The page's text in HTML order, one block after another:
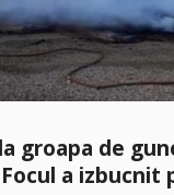
groapa de
a izbucnit